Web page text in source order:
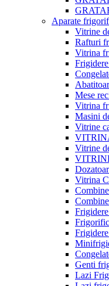
Aparate
Vitrine
Rafturi
Vitrina
Mese
Vitrina
Masini
Vitrine
Vitrine
Vitrina
Genti
Lazi